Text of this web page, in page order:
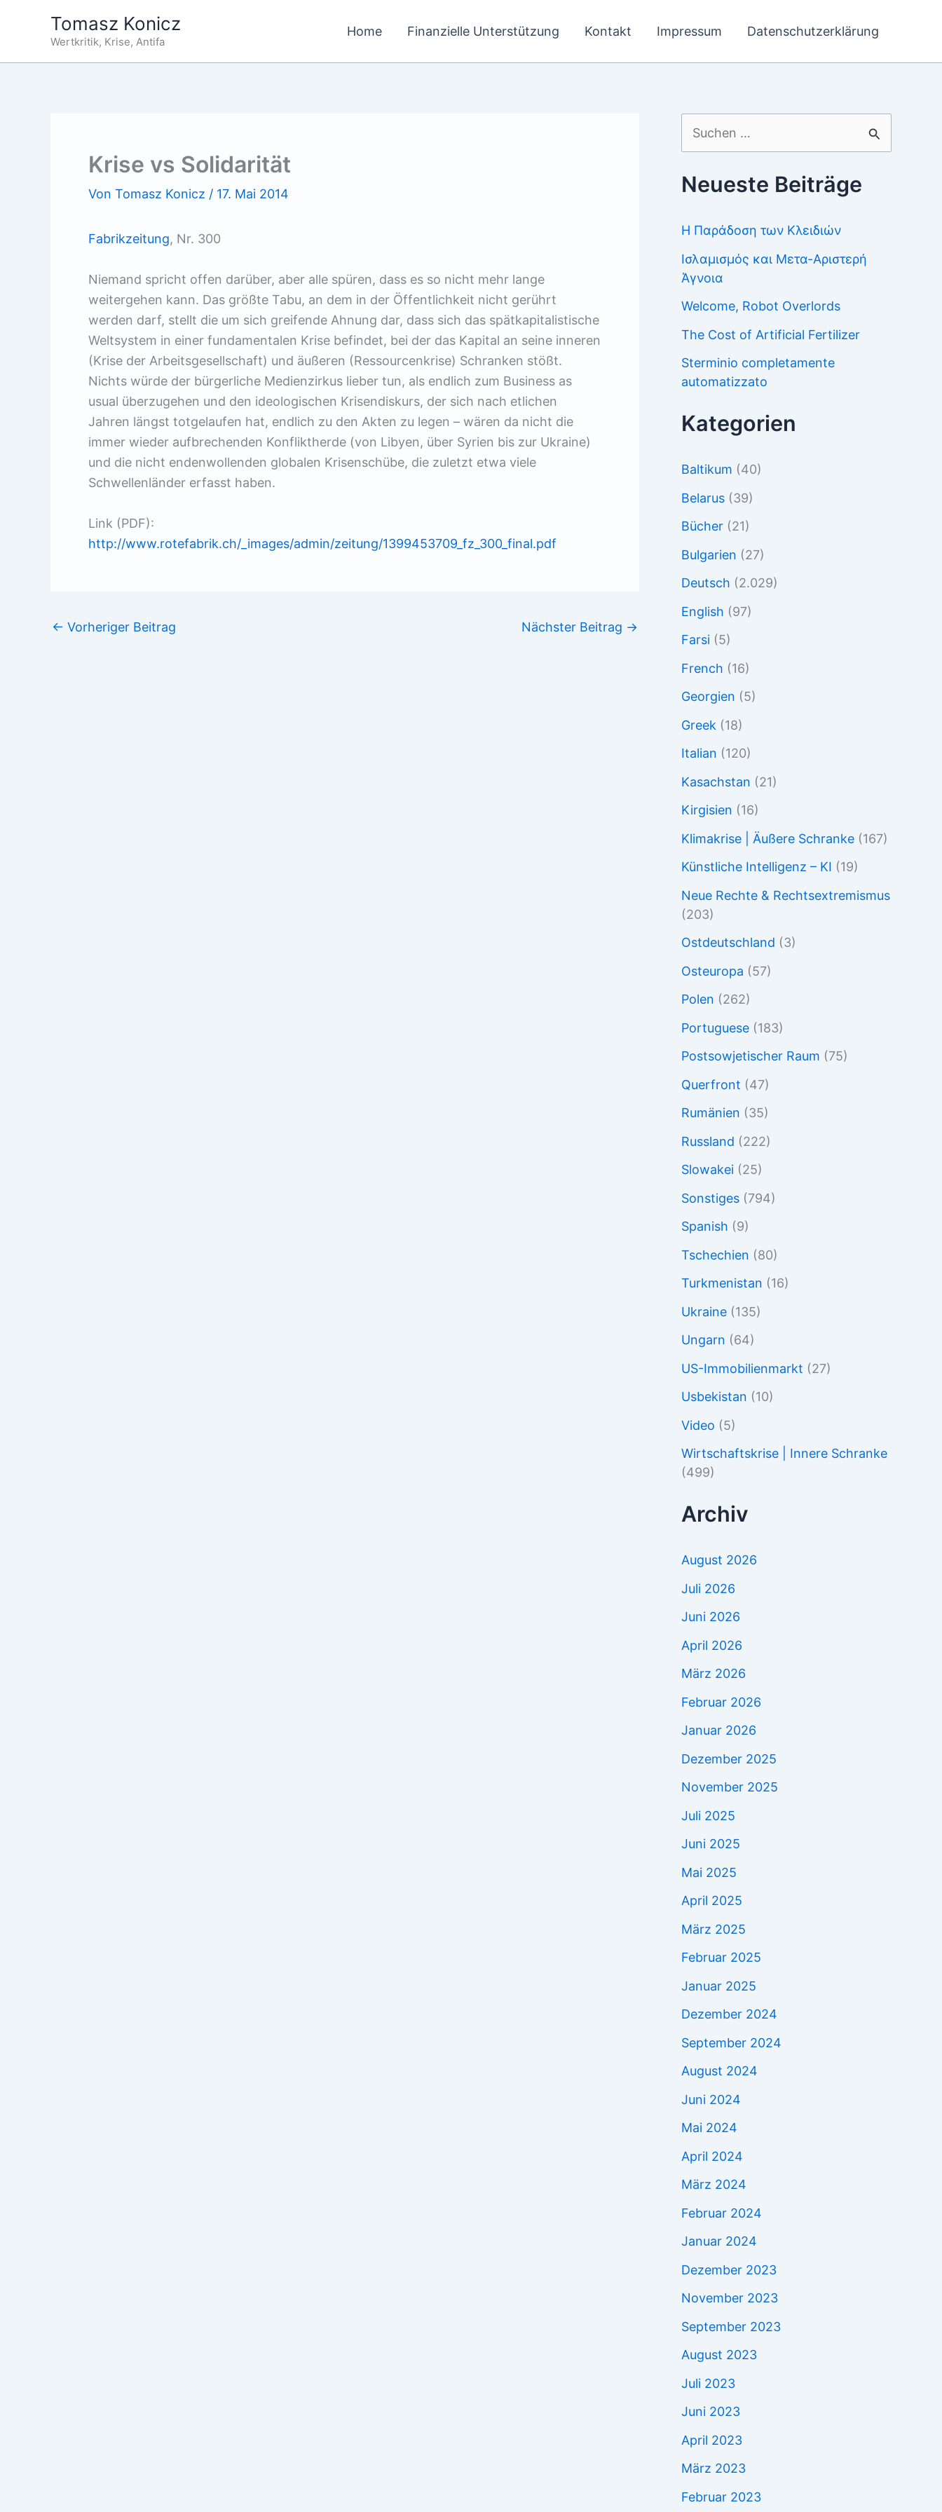
Tomasz Konicz
Wertkritik, Krise, Antifa
Home Finanzielle Unterstützung Kontakt Impressum Datenschutzerklärung
Krise vs Solidarität
Von Tomasz Konicz / 17. Mai 2014
Fabrikzeitung, Nr. 300
Niemand spricht offen darüber, aber alle spüren, dass es so nicht mehr lange
weitergehen kann. Das größte Tabu, an dem in der Öffentlichkeit nicht gerührt
werden darf, stellt die um sich greifende Ahnung dar, dass sich das spätkapitalistische
Weltsystem in einer fundamentalen Krise befindet, bei der das Kapital an seine inneren
(Krise der Arbeitsgesellschaft) und äußeren (Ressourcenkrise) Schranken stößt.
Nichts würde der bürgerliche Medienzirkus lieber tun, als endlich zum Business as
usual überzugehen und den ideologischen Krisendiskurs, der sich nach etlichen
Jahren längst totgelaufen hat, endlich zu den Akten zu legen – wären da nicht die
immer wieder aufbrechenden Konfliktherde (von Libyen, über Syrien bis zur Ukraine)
und die nicht endenwollenden globalen Krisenschübe, die zuletzt etwa viele
Schwellenländer erfasst haben.
Link (PDF):
http://www.rotefabrik.ch/_images/admin/zeitung/1399453709_fz_300_final.pdf
← Vorheriger Beitrag Nächster Beitrag →
Suchen
nach:
Neueste Beiträge
Η Παράδοση των Κλειδιών
Ισλαμισμός και Μετα-Αριστερή
Άγνοια
Welcome, Robot Overlords
The Cost of Artificial Fertilizer
Sterminio completamente
automatizzato
Kategorien
Baltikum (40)
Belarus (39)
Bücher (21)
Bulgarien (27)
Deutsch (2.029)
English (97)
Farsi (5)
French (16)
Georgien (5)
Greek (18)
Italian (120)
Kasachstan (21)
Kirgisien (16)
Klimakrise | Äußere Schranke (167)
Künstliche Intelligenz – KI (19)
Neue Rechte & Rechtsextremismus
(203)
Ostdeutschland (3)
Osteuropa (57)
Polen (262)
Portuguese (183)
Postsowjetischer Raum (75)
Querfront (47)
Rumänien (35)
Russland (222)
Slowakei (25)
Sonstiges (794)
Spanish (9)
Tschechien (80)
Turkmenistan (16)
Ukraine (135)
Ungarn (64)
US-Immobilienmarkt (27)
Usbekistan (10)
Video (5)
Wirtschaftskrise | Innere Schranke
(499)
Archiv
August 2026
Juli 2026
Juni 2026
April 2026
März 2026
Februar 2026
Januar 2026
Dezember 2025
November 2025
Juli 2025
Juni 2025
Mai 2025
April 2025
März 2025
Februar 2025
Januar 2025
Dezember 2024
September 2024
August 2024
Juni 2024
Mai 2024
April 2024
März 2024
Februar 2024
Januar 2024
Dezember 2023
November 2023
September 2023
August 2023
Juli 2023
Juni 2023
April 2023
März 2023
Februar 2023